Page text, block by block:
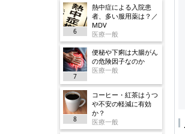
6
熱中症による入院患
者、多い服用薬は？／
MDV
医療一般
7
便秘や下痢は大腸がん
の危険因子なのか
医療一般
8
コーヒー・紅茶はうつ
や不安の軽減に有効
か？
医療一般